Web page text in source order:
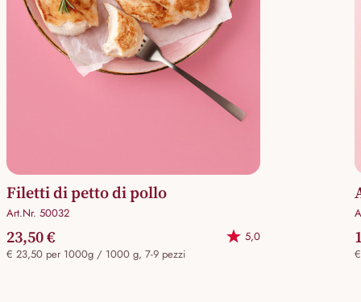
Filetti di petto di pollo
Art.Nr. 50032
23,50 €
5,0
€ 23,50 per 1000g / 1000 g, 7-9 pezzi